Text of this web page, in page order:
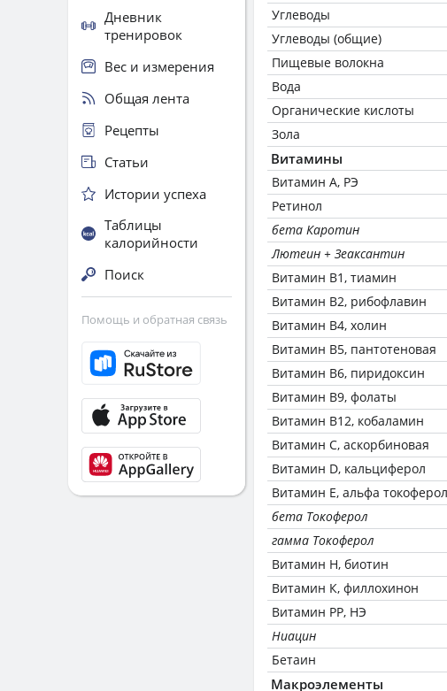
Углеводы
Углеводы (общие)
Пищевые волокна
Вода
Органические кислоты
Зола
Витамины
Витамин А, РЭ
Ретинол
бета Каротин
Лютеин + Зеаксантин
Витамин В1, тиамин
Витамин В2, рибофлавин
Витамин В4, холин
Витамин В5, пантотеновая
Витамин В6, пиридоксин
Витамин В9, фолаты
Витамин В12, кобаламин
Витамин C, аскорбиновая
Витамин D, кальциферол
Витамин Е, альфа
бета Токоферол
гамма Токоферол
Витамин Н, биотин
Витамин К, филлохинон
Витамин РР, НЭ
Ниацин
Бетаин
Макроэлементы
Дневник
тренировок
Вес и измерения
Общая лента
Рецепты
Статьи
Истории успеха
Таблицы
калорийности
Поиск
Помощь и обратная связь